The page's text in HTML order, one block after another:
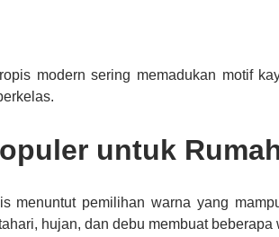
modern sering memadukan motif
untuk
menuntut pemilihan warna yang
hujan, dan debu membuat